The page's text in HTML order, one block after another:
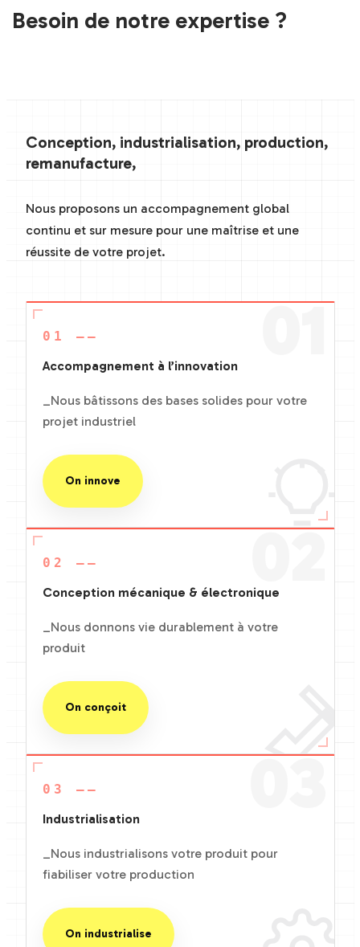
Besoin de notre expertise ?
Conception, industrialisation, production,
remanufacture,
Nous proposons un accompagnement global
continu et sur mesure pour une maîtrise et une
réussite de votre projet.
01
01 ——
Accompagnement à l’innovation
_Nous bâtissons des bases solides pour votre
projet industriel
On innove
02
02 ——
Conception mécanique & électronique
_Nous donnons vie durablement à votre
produit
On conçoit
03
03 ——
Industrialisation
_Nous industrialisons votre produit pour
fiabiliser votre production
On industrialise